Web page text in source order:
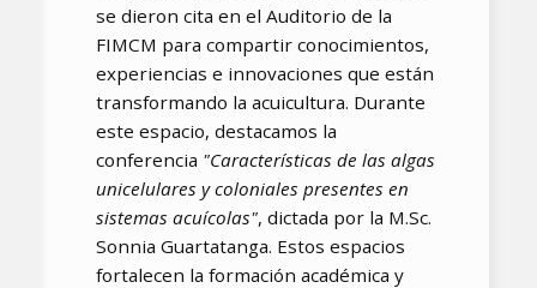
se dieron cita en el Auditorio de la
FIMCM para compartir conocimientos,
experiencias e innovaciones que están
transformando la acuicultura. Durante
este espacio, destacamos la
conferencia "Características de las algas
unicelulares y coloniales presentes en
sistemas acuícolas", dictada por la M.Sc.
Sonnia Guartatanga. Estos espacios
fortalecen la formación académica y